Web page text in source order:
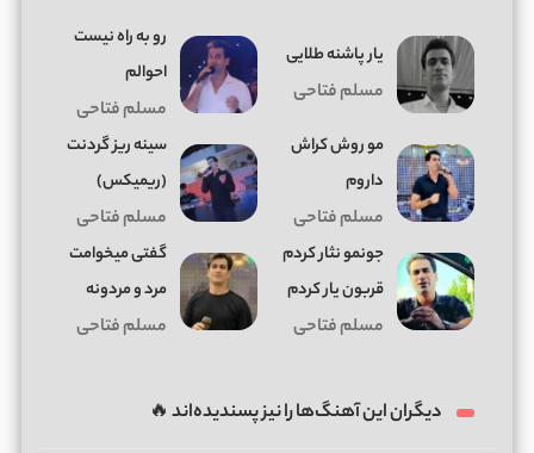
یار پاشنه طلایی
مسلم فتاحی
رو به راه نیست
احوالم
مسلم فتاحی
مو روش کراش
داروم
مسلم فتاحی
ﺳﻴﻨﻪ رﻳﺰ ﮔﺮدﻧﺖ
(ریمیکس)
مسلم فتاحی
جونمو نثار کردم
قربون یار کردم
مسلم فتاحی
گفتی میخوامت
مرد و مردونه
مسلم فتاحی
دیگران این آهنگ‌ها را نیز پسندیده‌اند 🔥